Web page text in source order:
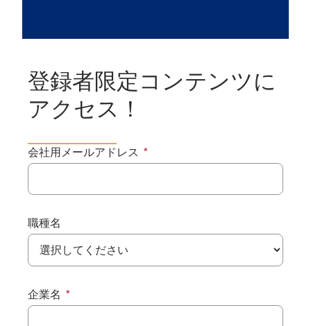
登録者限定コンテンツに
アクセス！
会社用メールアドレス
職種名
企業名